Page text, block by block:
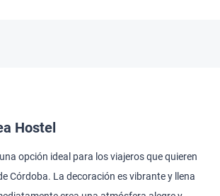
Hostel
opción ideal para los viajeros que quieren
Córdoba. La decoración es vibrante y llena